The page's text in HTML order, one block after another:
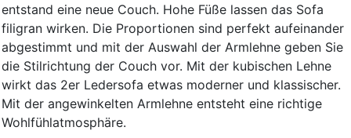
entstand eine neue Couch. Hohe Füße lassen das Sofa
filigran wirken. Die Proportionen sind perfekt aufeinander
abgestimmt und mit der Auswahl der Armlehne geben Sie
die Stilrichtung der Couch vor. Mit der kubischen Lehne
wirkt das 2er Ledersofa etwas moderner und klassischer.
Mit der angewinkelten Armlehne entsteht eine richtige
Wohlfühlatmosphäre.